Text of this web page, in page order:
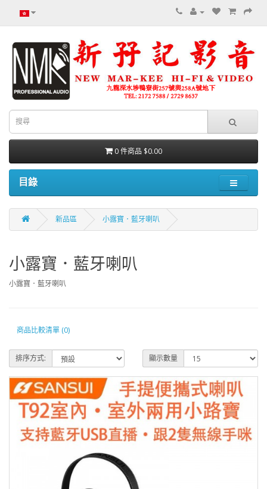
0 件商品 $0.00
目錄
新品區 小露寶．藍牙喇叭
小露寶．藍牙喇叭
小露寶．藍牙喇叭
商品比較清單 (0)
排序方式: 顯示數量